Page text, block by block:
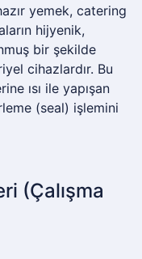
yemek, catering
hijyenik,
bir şekilde
cihazlardır. Bu
ısı ile yapışan
(seal) işlemini
(Çalışma